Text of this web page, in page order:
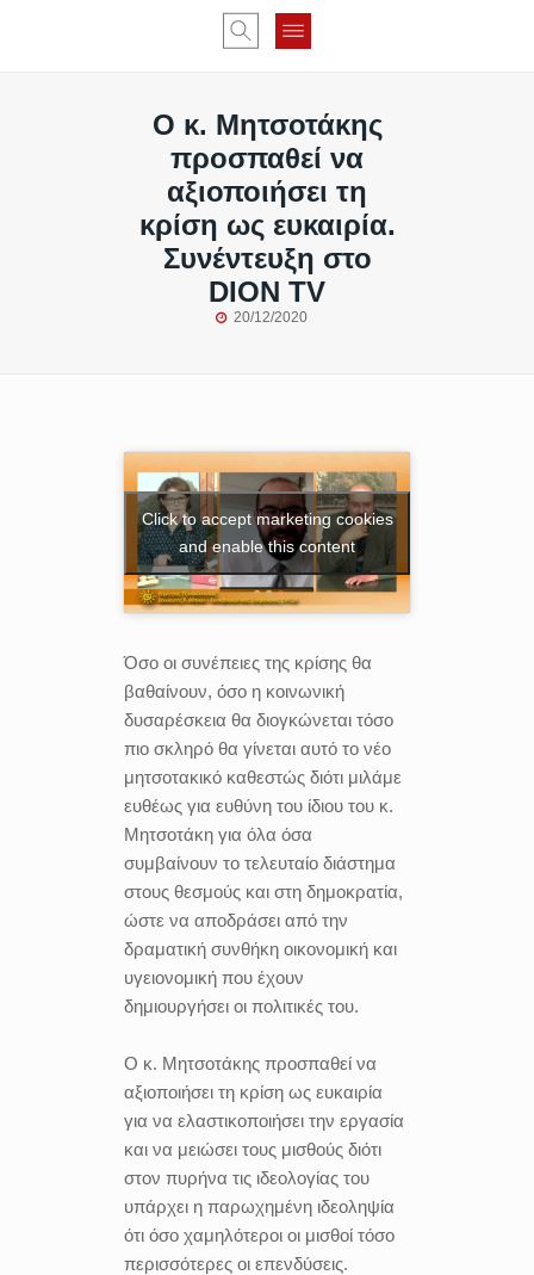
Ο κ. Μητσοτάκης
προσπαθεί να
αξιοποιήσει τη
κρίση ως ευκαιρία.
Συνέντευξη στο
DION TV
20/12/2020
Click to accept marketing cookies
and enable this content
Όσο οι συνέπειες της κρίσης θα
βαθαίνουν, όσο η κοινωνική
δυσαρέσκεια θα διογκώνεται τόσο
πιο σκληρό θα γίνεται αυτό το νέο
μητσοτακικό καθεστώς διότι μιλάμε
ευθέως για ευθύνη του ίδιου του κ.
Μητσοτάκη για όλα όσα
συμβαίνουν το τελευταίο διάστημα
στους θεσμούς και στη δημοκρατία,
ώστε να αποδράσει από την
δραματική συνθήκη οικονομική και
υγειονομική που έχουν
δημιουργήσει οι πολιτικές του.
Ο κ. Μητσοτάκης προσπαθεί να
αξιοποιήσει τη κρίση ως ευκαιρία
για να ελαστικοποιήσει την εργασία
και να μειώσει τους μισθούς διότι
στον πυρήνα τις ιδεολογίας του
υπάρχει η παρωχημένη ιδεοληψία
ότι όσο χαμηλότεροι οι μισθοί τόσο
περισσότερες οι επενδύσεις.